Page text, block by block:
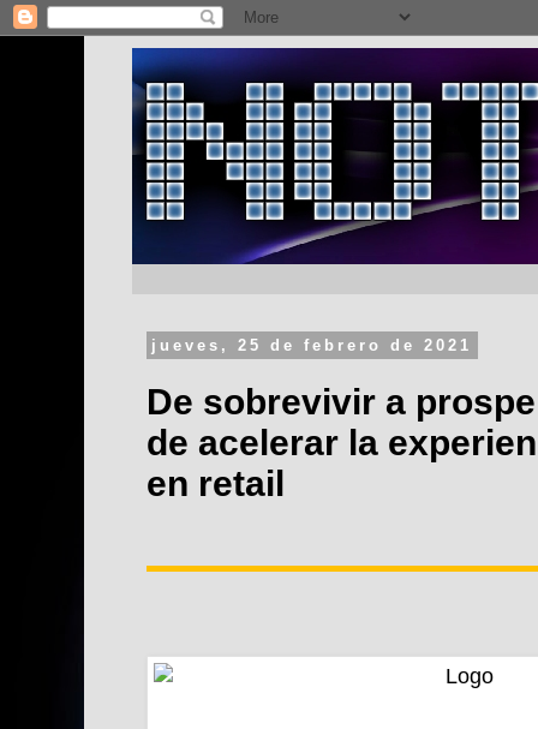
jueves, 25 de febrero de 2021
De sobrevivir a
de acelerar la
en retail